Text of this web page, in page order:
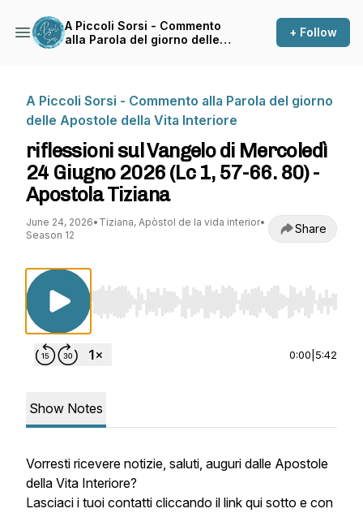
A Piccoli Sorsi - Commento
alla Parola del giorno delle
+ Follow
A Piccoli Sorsi - Commento alla Parola del giorno
delle Apostole della Vita Interiore
riflessioni sul Vangelo di Mercoledì
24 Giugno 2026 (Lc 1, 57-66. 80) -
Apostola Tiziana
June 24, 2026• Tiziana, Apòstol de la vida interior•
Season 12
Share
Use Left/Right to seek, Home/End to jump to
0:00 5:42
Show Notes
Vorresti ricevere notizie, saluti, auguri dalle Apostole
della Vita Interiore?
Lasciaci i tuoi contatti cliccando il link qui sotto e con